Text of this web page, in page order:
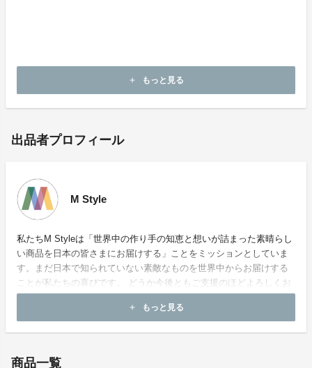
E mail：info@mstjapan.com
add もっと見る
出品者プロフィール
M Style
私たちM Styleは「世界中の作り手の知恵と想いが詰まった素晴らし
い商品を日本の皆さまにお届けする」ことをミッションとしていま
す。まだ日本で知られていない素敵なものを世界中からお届けする
ことが私たちの喜びです。 どうか今後ともご支援のほどよろしくお
願いいたします。
add もっと見る
商品一覧